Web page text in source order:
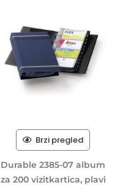
Brzi pregled
Durable 2385-07 album
za 200 vizitkartica, plavi